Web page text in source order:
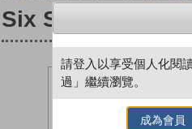
Six Silly Pigs
請登入以享受個人化閱
過」繼續瀏覽。
成為會員